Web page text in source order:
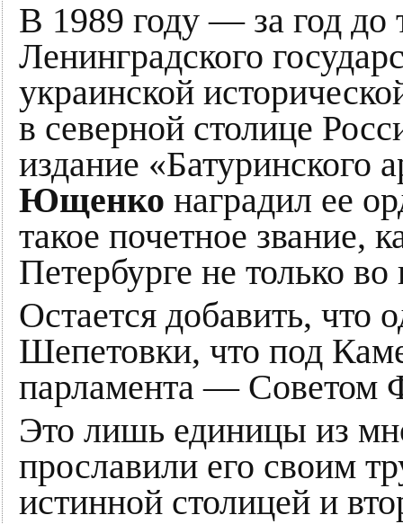
В 1989 году — за год до
Ленинградского
украинской
в северной столице
издание
Ющенко наградил ее
такое почетное звание,
Петербурге не только
Остается добавить, что
Шепетовки, что под
парламента —
Это лишь единицы из
прославили его своим
истинной столицей и